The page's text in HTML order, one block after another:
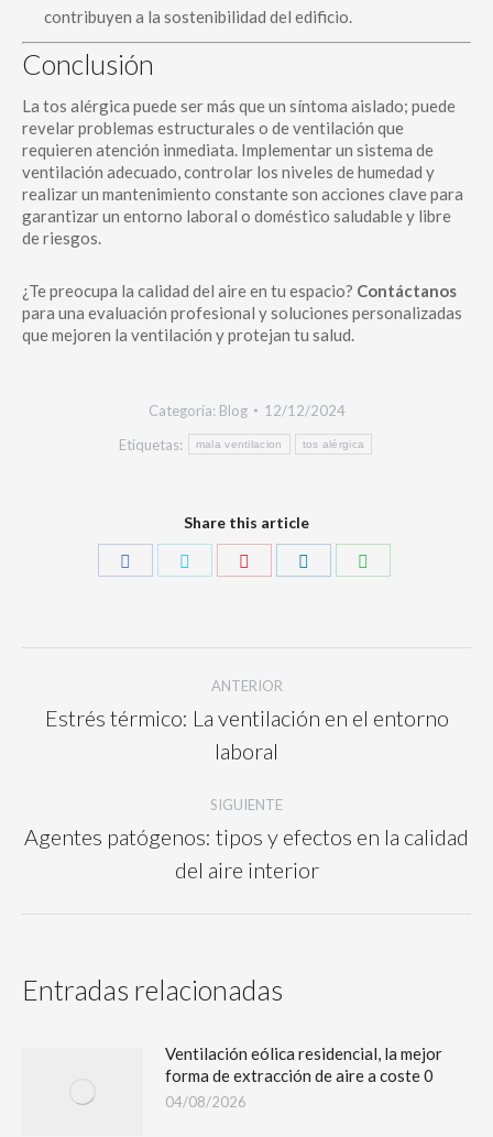
contribuyen a la sostenibilidad del edificio.
Conclusión
La tos alérgica puede ser más que un síntoma aislado; puede
revelar problemas estructurales o de ventilación que
requieren atención inmediata. Implementar un sistema de
ventilación adecuado, controlar los niveles de humedad y
realizar un mantenimiento constante son acciones clave para
garantizar un entorno laboral o doméstico saludable y libre
de riesgos.
¿Te preocupa la calidad del aire en tu espacio? Contáctanos
para una evaluación profesional y soluciones personalizadas
que mejoren la ventilación y protejan tu salud.
Categoría: Blog
12/12/2024
Etiquetas:
mala ventilacion tos alérgica
Share this article
ANTERIOR
Estrés térmico: La ventilación en el entorno
laboral
SIGUIENTE
Agentes patógenos: tipos y efectos en la calidad
del aire interior
Entradas relacionadas
Ventilación eólica residencial, la mejor
forma de extracción de aire a coste 0
04/08/2026